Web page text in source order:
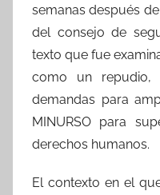
semanas después
del consejo de
texto que fue
como un
demandas para
MINURSO para
derechos humanos.
El contexto en el